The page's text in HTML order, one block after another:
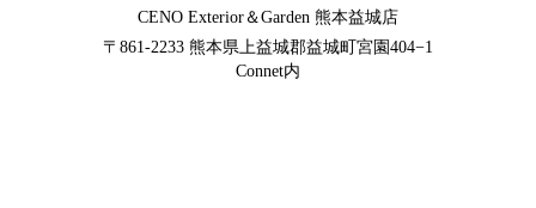
CENO Exterior＆Garden 熊本益城店
〒861-2233 熊本県上益城郡益城町宮園404−1
Connet内